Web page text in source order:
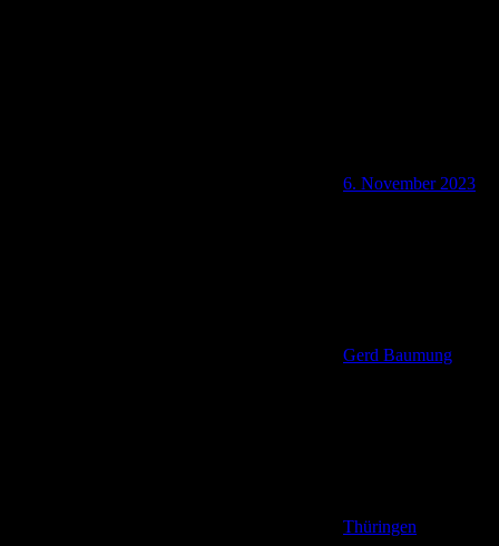
6. November 2023
Gerd Baumung
Thüringen